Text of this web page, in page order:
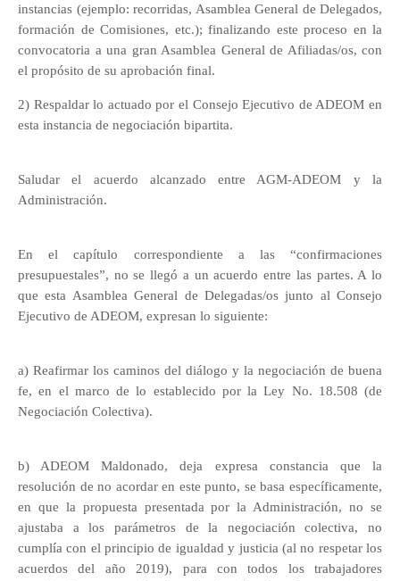
instancias (ejemplo: recorridas, Asamblea General de Delegados,
formación de Comisiones, etc.); finalizando este proceso en la
convocatoria a una gran Asamblea General de Afiliadas/os, con
el propósito de su aprobación final.
2) Respaldar lo actuado por el Consejo Ejecutivo de ADEOM en
esta instancia de negociación bipartita.
Saludar el acuerdo alcanzado entre AGM-ADEOM y la
Administración.
En el capítulo correspondiente a las “confirmaciones
presupuestales”, no se llegó a un acuerdo entre las partes. A lo
que esta Asamblea General de Delegadas/os junto al Consejo
Ejecutivo de ADEOM, expresan lo siguiente:
a) Reafirmar los caminos del diálogo y la negociación de buena
fe, en el marco de lo establecido por la Ley No. 18.508 (de
Negociación Colectiva).
b) ADEOM Maldonado, deja expresa constancia que la
resolución de no acordar en este punto, se basa específicamente,
en que la propuesta presentada por la Administración, no se
ajustaba a los parámetros de la negociación colectiva, no
cumplía con el principio de igualdad y justicia (al no respetar los
acuerdos del año 2019), para con todos los trabajadores